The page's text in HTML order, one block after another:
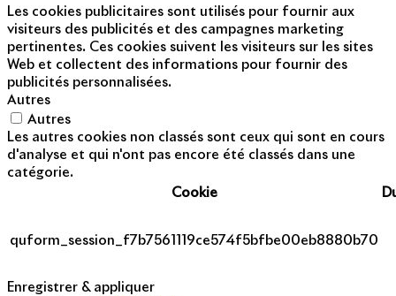
Les cookies publicitaires sont utilisés pour fournir aux
visiteurs des publicités et des campagnes marketing
pertinentes. Ces cookies suivent les visiteurs sur les sites
Web et collectent des informations pour fournir des
publicités personnalisées.
Autres
Autres
Les autres cookies non classés sont ceux qui sont en cours
d'analyse et qui n'ont pas encore été classés dans une
catégorie.
Cookie
quform_session_f7b7561119ce574f5bfbe00eb8880b70
Enregistrer & appliquer